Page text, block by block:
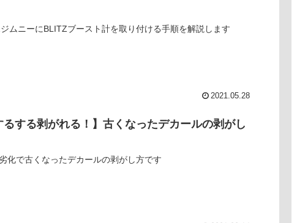
ムニーにBLITZブースト計を取り付ける手順を解説します
2021.05.28
るする剥がれる！】古くなったデカールの剥がし
化で古くなったデカールの剥がし方です